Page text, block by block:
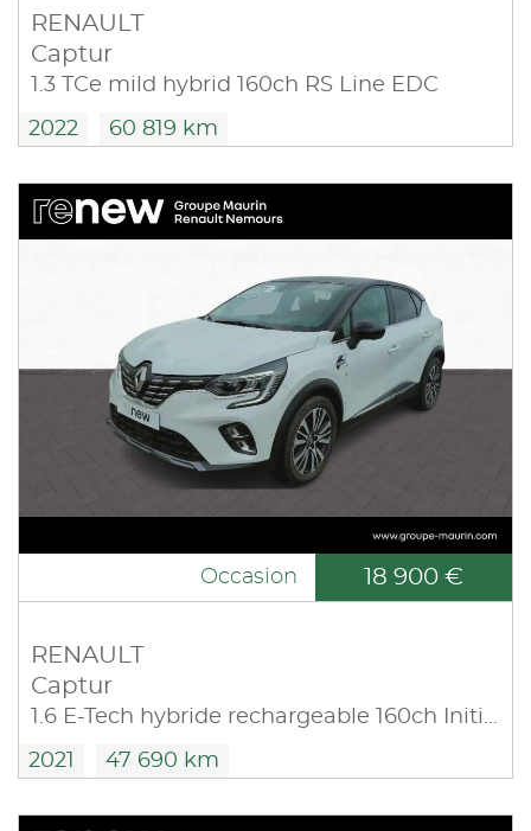
RENAULT
Captur
1.3 TCe mild hybrid 160ch RS Line EDC
2022 60 819 km
Occasion 18 900 €
RENAULT
Captur
1.6 E-Tech hybride rechargeable 160ch Initiale Paris -21
2021 47 690 km